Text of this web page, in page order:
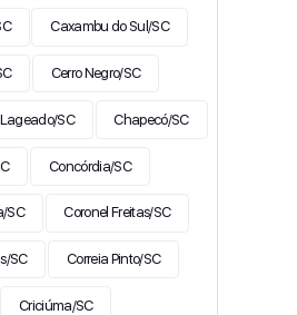
Caxambu do Sul/SC
Cerro Negro/SC
SC Chapecó/SC
Concórdia/SC
SC Coronel Freitas/SC
SC Correia Pinto/SC
Criciúma/SC